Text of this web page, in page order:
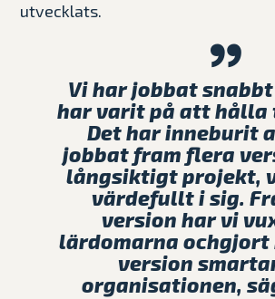
utvecklats.
Vi har jobbat
har varit på att hålla
Det har inneburit
jobbat fram flera
långsiktigt projekt,
värdefullt i sig.
version har vi
lärdomarna ochgjort
version
organisationen,